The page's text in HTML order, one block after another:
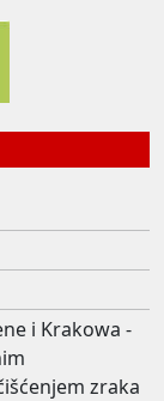
i Krakowa -
zraka